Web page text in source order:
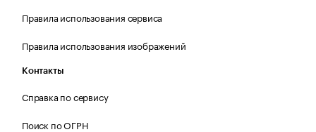
Правила использования сервиса
Правила использования изображений
Контакты
Справка по сервису
Поиск по ОГРН